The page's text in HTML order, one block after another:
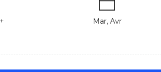
Mar, Avr